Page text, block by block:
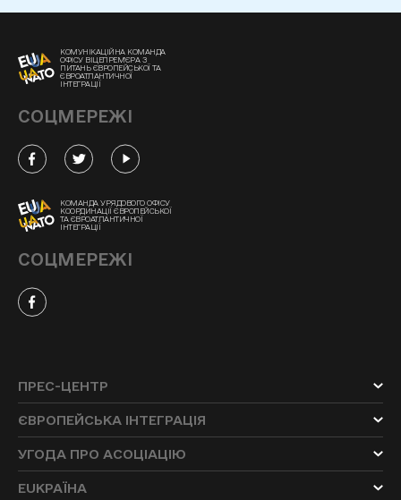
КОМУНІКАЦІЙНА КОМАНДА
ОФІСУ ВІЦЕПРЕМ'ЄРА З
ПИТАНЬ ЄВРОПЕЙСЬКОЇ ТА
ЄВРОАТЛАНТИЧНОЇ
ІНТЕГРАЦІЇ
СОЦМЕРЕЖІ
КОМАНДА УРЯДОВОГО ОФІСУ
КООРДИНАЦІЇ ЄВРОПЕЙСЬКОЇ
ТА ЄВРОАТЛАНТИЧНОЇ
ІНТЕГРАЦІЇ
СОЦМЕРЕЖІ
ПРЕС-ЦЕНТР
ЄВРОПЕЙСЬКА ІНТЕГРАЦІЯ
УГОДА ПРО АСОЦІАЦІЮ
EUKРАЇНА